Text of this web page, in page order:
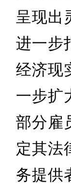
呈现出
进一步
经济现
一步扩
部分雇
定其法
务提供